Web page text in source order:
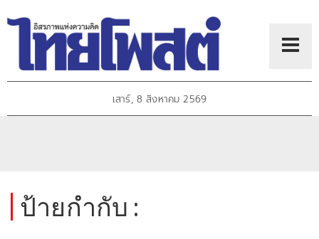
เสาร์, 8 สิงหาคม 2569
ป้ายกำกับ :